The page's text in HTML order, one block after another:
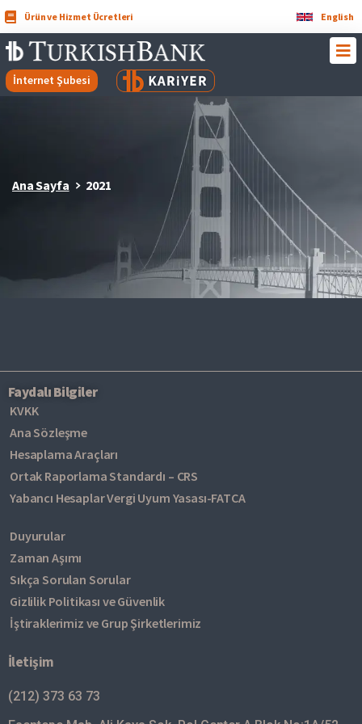
English
Ürün ve Hizmet Ücretleri
İnternet Şubesi
Ana Sayfa 2021
Faydalı Bilgiler
KVKK
Ana Sözleşme
Hesaplama Araçları
Ortak Raporlama Standardı – CRS
Yabancı Hesaplar Vergi Uyum Yasası-FATCA
Duyurular
Zaman Aşımı
Sıkça Sorulan Sorular
Gizlilik Politikası ve Güvenlik
İştiraklerimiz ve Grup Şirketlerimiz
İletişim
(212) 373 63 73